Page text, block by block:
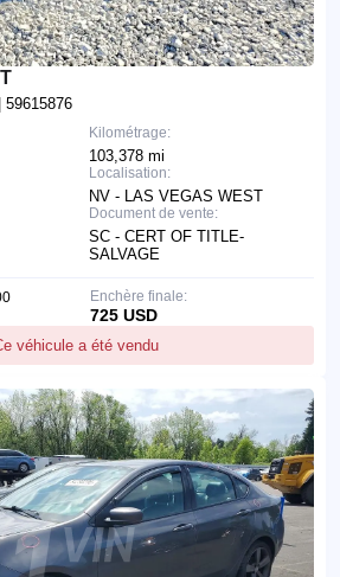
| 59615876
Kilométrage:
103,378 mi
Localisation:
NV - LAS VEGAS WEST
Document de vente:
SC - CERT OF TITLE-
SALVAGE
véhicule a été vendu
Enchère finale:
725 USD